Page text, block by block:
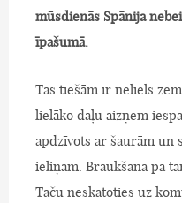
mūsdienās Spānija
īpašumā.
Tas tiešām ir neliels
lielāko daļu aizņem
apdzīvots ar šaurām un
ieliņām. Braukšana pa
Taču neskatoties uz